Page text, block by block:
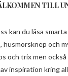
TILL
kan du läsa
husmorsknep och
och trix men
inspiration kring